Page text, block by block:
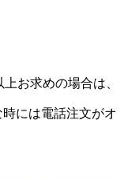
お求めの場合は、
には電話注文がオ